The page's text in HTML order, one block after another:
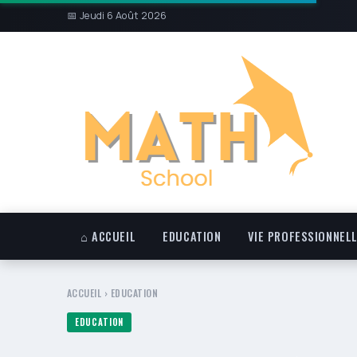
📅 Jeudi 6 Août 2026
⌂ ACCUEIL EDUCATION VIE
ACCUEIL › EDUCATION
EDUCATION